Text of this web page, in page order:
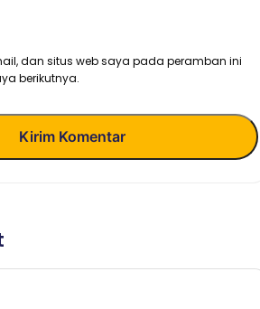
dan situs web saya pada peramban ini
berikutnya.
Kirim Komentar